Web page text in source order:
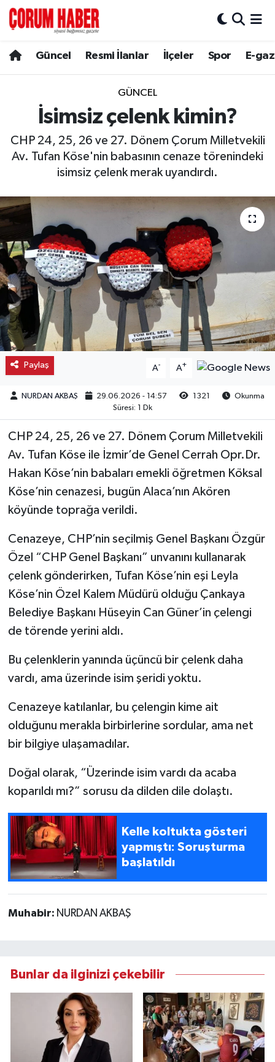
Güncel Resmi İlanlar İlçeler Spor E-
GÜNCEL
İsimsiz çelenk kimin?
CHP 24, 25, 26 ve 27. Dönem Çorum Milletvekili
Av. Tufan Köse'nin babasının cenaze törenindeki
isimsiz çelenk merak uyandırdı.
Paylaş A- A+
NURDAN AKBAŞ 29.06.2026 - 14:57 1321
Okunma
Süresi: 1 Dk
CHP 24, 25, 26 ve 27. Dönem Çorum Milletvekili
Av. Tufan Köse ile İzmir’de Genel Cerrah Opr.Dr.
Hakan Köse’nin babaları emekli öğretmen Köksal
Köse’nin cenazesi, bugün Alaca’nın Akören
köyünde toprağa verildi.
Cenazeye, CHP’nin seçilmiş Genel Başkanı Özgür
Özel “CHP Genel Başkanı” unvanını kullanarak
çelenk gönderirken, Tufan Köse’nin eşi Leyla
Köse’nin Özel Kalem Müdürü olduğu Çankaya
Belediye Başkanı Hüseyin Can Güner’in çelengi
de törende yerini aldı.
Bu çelenklerin yanında üçüncü bir çelenk daha
vardı, ama üzerinde isim şeridi yoktu.
Cenazeye katılanlar, bu çelengin kime ait
olduğunu merakla birbirlerine sordular, ama net
bir bilgiye ulaşamadılar.
Doğal olarak, “Üzerinde isim vardı da acaba
koparıldı mı?” sorusu da dilden dile dolaştı.
Kelle koltukta gösteri
yapmıştı: Soruşturma
başlatıldı
Muhabir: NURDAN AKBAŞ
Bunlar da ilginizi çekebilir
Spor
Resmi İlanlar
Alaca
Bayat
Boğazkale
Dodurga
İskilip
Kargı
Laçin
Mecitözü
Oğuzlar
Ortaköy
Osmancık
Sungurlu
Uğurludağ
Sağlık
Hava Durumu
Çorum Namaz Vakitleri
Trafik Durumu
Süper Lig Puan Durumu ve Fikstür
Tüm Manşetler
Son Dakika Haberleri
Haber Arşivi